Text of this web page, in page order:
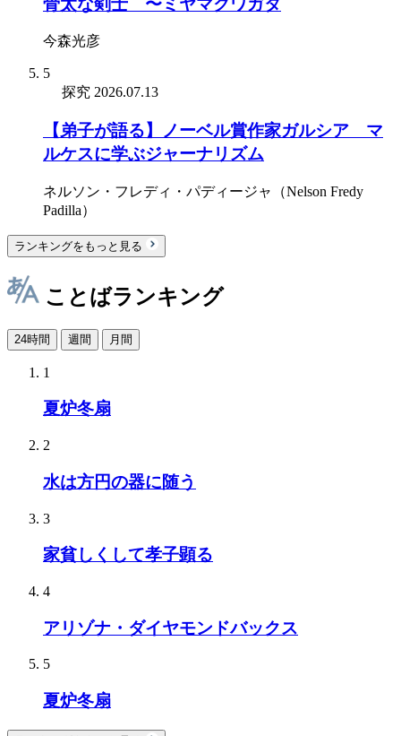
骨太な剣士 〜ミヤマクワガタ
今森光彦
5
探究 2026.07.13
【弟子が語る】ノーベル賞作家ガルシア゠マ
ルケスに学ぶジャーナリズム
ネルソン・フレディ・パディージャ（Nelson Fredy
Padilla）
ランキングをもっと見る
ことばランキング
24時間 週間 月間
1
夏炉冬扇
2
水は方円の器に随う
3
家貧しくして孝子顕る
4
アリゾナ・ダイヤモンドバックス
5
夏炉冬扇